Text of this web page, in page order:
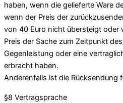
haben, wenn die gelieferte Ware
wenn der Preis der
von 40 Euro nicht übersteigt oder
Preis der Sache zum Zeitpunkt
Gegenleistung oder eine
erbracht haben.
Anderenfalls ist die Rücksendung
§8 Vertragsprache